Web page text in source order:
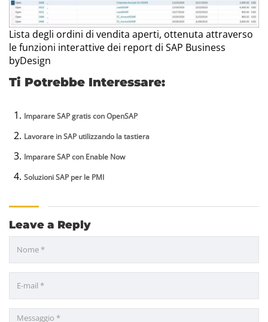
Lista degli ordini di vendita aperti, ottenuta attraverso
le funzioni interattive dei report di SAP Business
byDesign
Ti Potrebbe Interessare:
Imparare SAP gratis con OpenSAP
Lavorare in SAP utilizzando la tastiera
Imparare SAP con Enable Now
Soluzioni SAP per le PMI
Leave a Reply